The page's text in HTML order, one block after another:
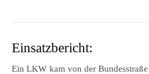
Einsatzbericht:
Ein LKW kam von der